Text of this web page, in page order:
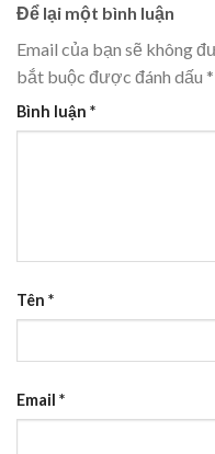
Để lại một bình luận
Email của bạn sẽ không
bắt buộc được đánh dấu *
Bình luận *
Tên *
Email *